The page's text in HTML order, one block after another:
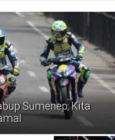
Sumenep; Kita